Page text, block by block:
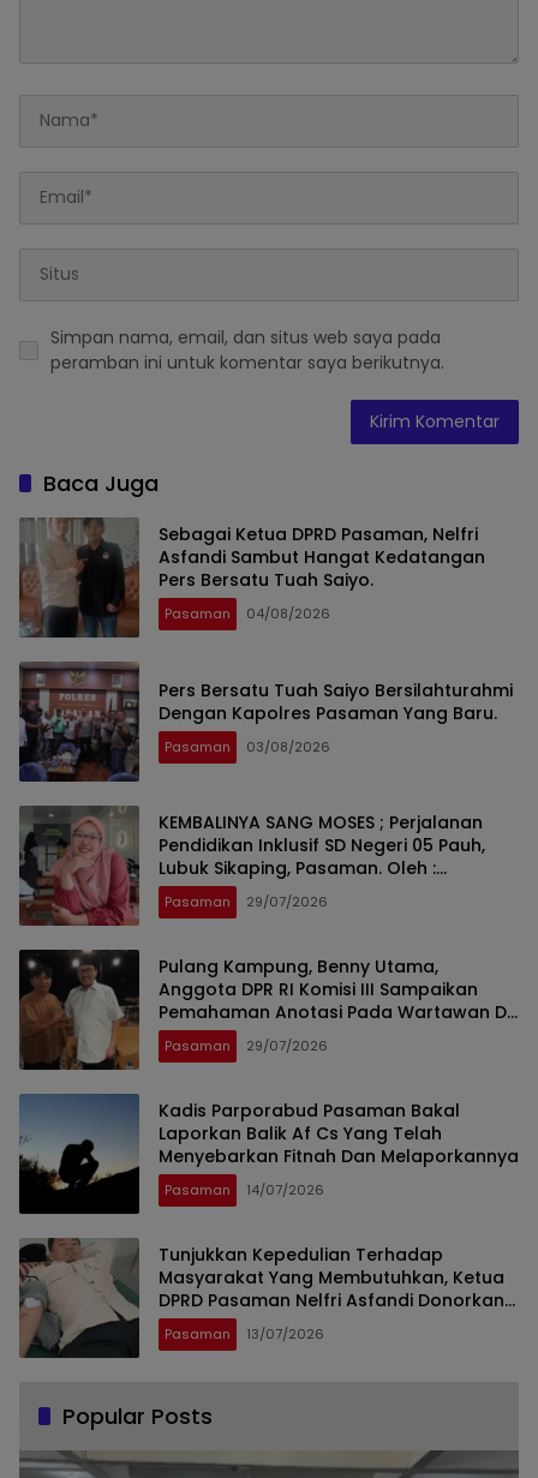
Simpan nama, email, dan situs web saya pada
peramban ini untuk komentar saya berikutnya.
Baca Juga
Sebagai Ketua DPRD Pasaman, Nelfri
Asfandi Sambut Hangat Kedatangan
Pers Bersatu Tuah Saiyo.
Pasaman 04/08/2026
Pers Bersatu Tuah Saiyo Bersilahturahmi
Dengan Kapolres Pasaman Yang Baru.
Pasaman 03/08/2026
KEMBALINYA SANG MOSES ; Perjalanan
Pendidikan Inklusif SD Negeri 05 Pauh,
Lubuk Sikaping, Pasaman. Oleh :
Rahmawati Ismar SS ( Guru SDN Pauh ,
Lubuk Sikaping, Pasaman.)
Pasaman 29/07/2026
Pulang Kampung, Benny Utama,
Anggota DPR RI Komisi III Sampaikan
Pemahaman Anotasi Pada Wartawan Di
Pasaman
Pasaman 29/07/2026
Kadis Parporabud Pasaman Bakal
Laporkan Balik Af Cs Yang Telah
Menyebarkan Fitnah Dan Melaporkannya
Pasaman 14/07/2026
Tunjukkan Kepedulian Terhadap
Masyarakat Yang Membutuhkan, Ketua
DPRD Pasaman Nelfri Asfandi Donorkan
Darahnya
Pasaman 13/07/2026
Popular Posts